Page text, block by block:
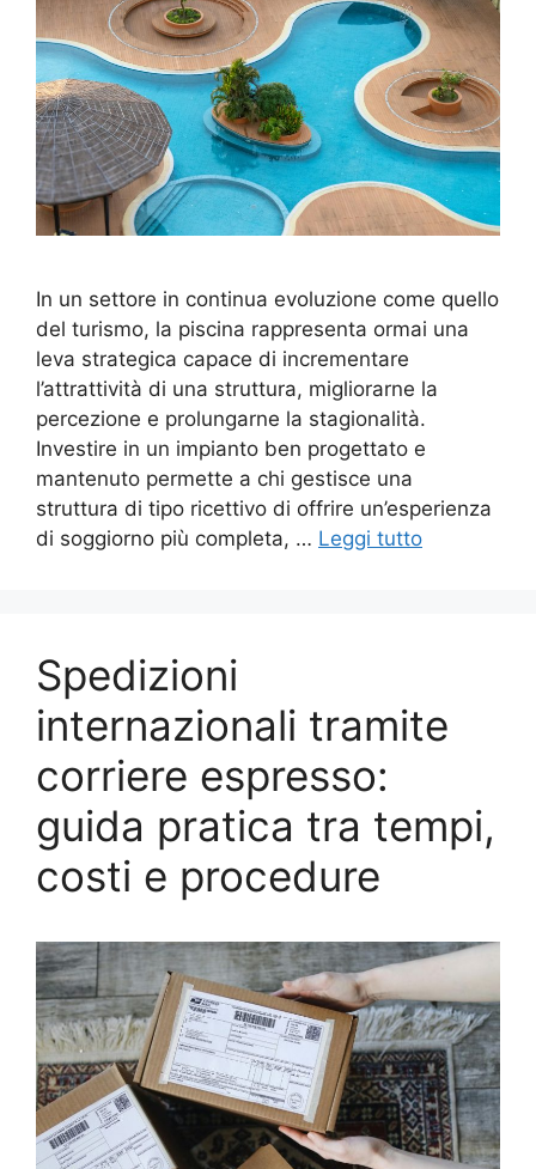
In un settore in continua evoluzione come quello
del turismo, la piscina rappresenta ormai una
leva strategica capace di incrementare
l’attrattività di una struttura, migliorarne la
percezione e prolungarne la stagionalità.
Investire in un impianto ben progettato e
mantenuto permette a chi gestisce una
struttura di tipo ricettivo di offrire un’esperienza
di soggiorno più completa, … Leggi tutto
Spedizioni
internazionali tramite
corriere espresso:
guida pratica tra tempi,
costi e procedure